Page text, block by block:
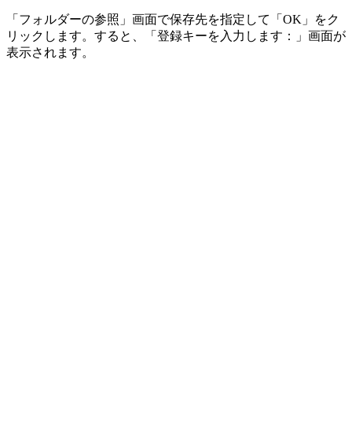
「フォルダーの参照」画面で保存先を指定して「OK」をク
リックします。すると、「登録キーを入力します：」画面が
表示されます。